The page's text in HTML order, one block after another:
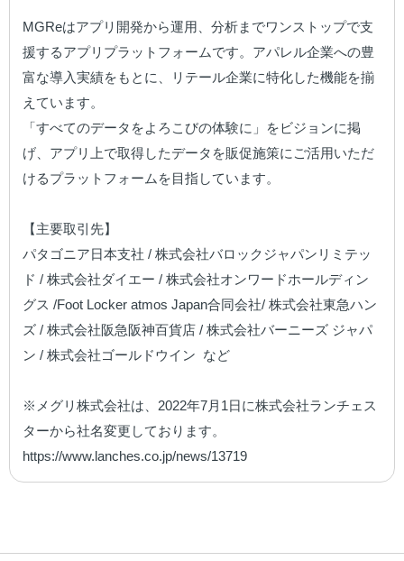
MGReはアプリ開発から運用、分析までワンストップで支
援するアプリプラットフォームです。アパレル企業への豊
富な導入実績をもとに、リテール企業に特化した機能を揃
えています。
「すべてのデータをよろこびの体験に」をビジョンに掲
げ、アプリ上で取得したデータを販促施策にご活用いただ
けるプラットフォームを目指しています。
【主要取引先】
パタゴニア日本支社 / 株式会社バロックジャパンリミテッ
ド / 株式会社ダイエー / 株式会社オンワードホールディン
グス /Foot Locker atmos Japan合同会社/ 株式会社東急ハン
ズ / 株式会社阪急阪神百貨店 / 株式会社バーニーズ ジャパ
ン / 株式会社ゴールドウイン  など
※メグリ株式会社は、2022年7月1日に株式会社ランチェス
ターから社名変更しております。
https://www.lanches.co.jp/news/13719